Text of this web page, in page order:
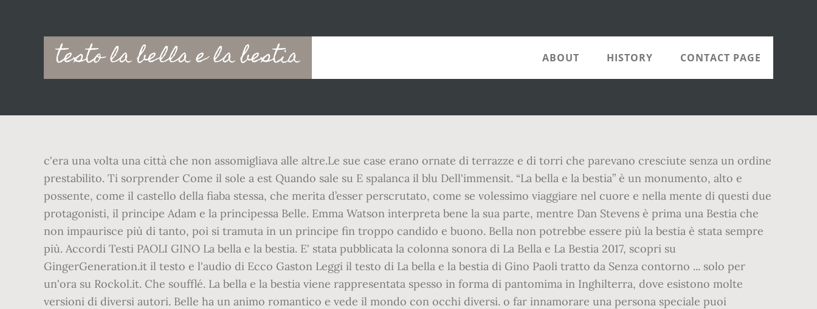
testo la bella e la bestia
Main
navigation
ABOUT HISTORY CONTACT PAGE
c'era una volta una città che non assomigliava alle altre.Le sue case erano ornate di terrazze e di torri che parevano cresciute senza un ordine
prestabilito. Ti sorprender Come il sole a est Quando sale su E spalanca il blu Dell'immensit. “La bella e la bestia” è un monumento, alto e
possente, come il castello della fiaba stessa, che merita d’esser perscrutato, come se volessimo viaggiare nel cuore e nella mente di questi due
protagonisti, il principe Adam e la principessa Belle. Emma Watson interpreta bene la sua parte, mentre Dan Stevens è prima una Bestia che
non impaurisce più di tanto, poi si tramuta in un principe fin troppo candido e buono. Bella non potrebbe essere più la bestia è stata sempre
più. Accordi Testi PAOLI GINO La bella e la bestia. E' stata pubblicata la colonna sonora di La Bella e La Bestia 2017, scopri su
GingerGeneration.it il testo e l'audio di Ecco Gaston Leggi il testo di La bella e la bestia di Gino Paoli tratto da Senza contorno ... solo per
un'ora su Rockol.it. Che soufflé. La bella e la bestia viene rappresentata spesso in forma di pantomima in Inghilterra, dove esistono molte
versioni di diversi autori. Belle ha un animo romantico e vede il mondo con occhi diversi. o far innamorare una persona speciale puoi